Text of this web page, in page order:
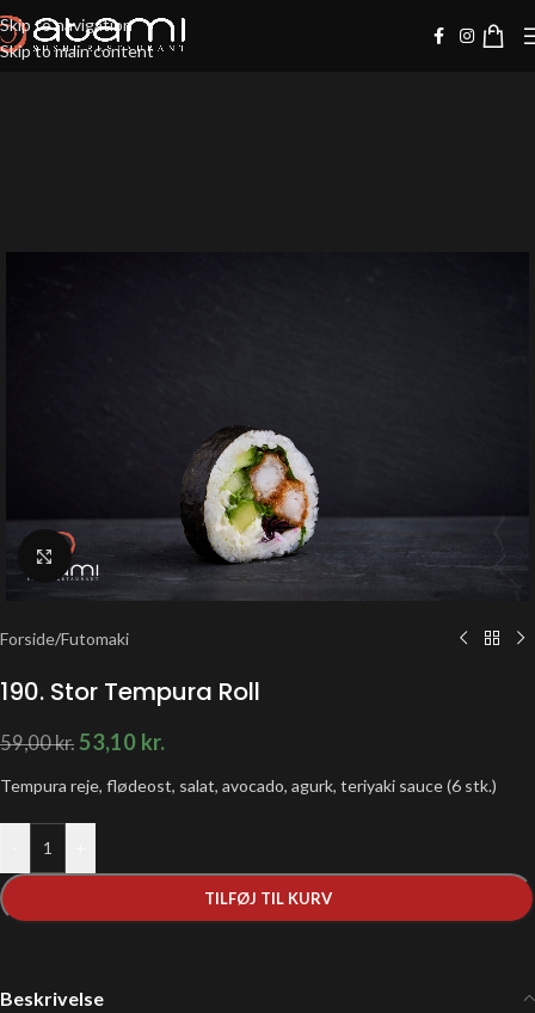
Skip to navigation
Skip to main content
Klik for at forstørre
Forside/Futomaki
190. Stor Tempura Roll
59,00kr. 53,10 kr.
Tempura reje, flødeost, salat, avocado, agurk, teriyaki sauce (6 stk.)
TILFØJ TIL KURV
Beskrivelse